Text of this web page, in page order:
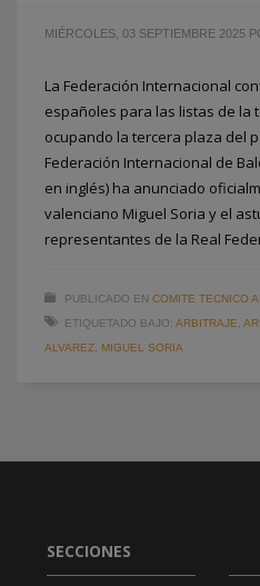
MIÉRCOLES, 03 SEPTIEMBRE 2025
La Federación Internacional
españoles para las listas de la
ocupando la tercera plaza del
Federación Internacional de
en inglés) ha anunciado
valenciano Miguel Soria y el
representantes de la Real
PUBLICADO EN COMITE TECNICO
ETIQUETADO BAJO: ARBITRAJE
ALVAREZ
MIGUEL SORIA
SECCIONES